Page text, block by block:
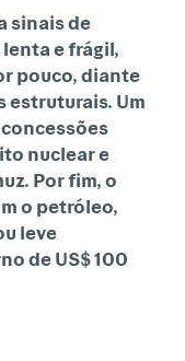
sinais de
e frágil,
pouco, diante
estruturais. Um
nuclear e
Por fim, o
o petróleo,
leve
de US$ 100